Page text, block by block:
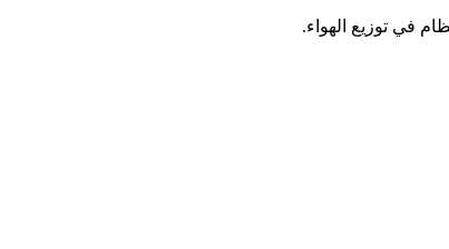
في توزيع الهواء.